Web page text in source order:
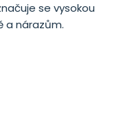
se vysokou
a nárazům.